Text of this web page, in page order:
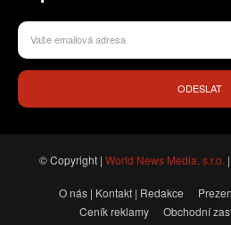
ODESLAT
© Copyright | World News Media, s.r.o.
O nás | Kontakt | Redakce
Ceník reklamy
Obchodní